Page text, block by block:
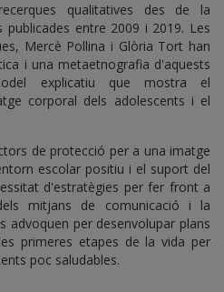
qualitatives des de la
publicades entre 2009 i 2019. Les
Mercè Pollina i Glòria Tort han
i una metaetnografia d'aquests
explicatiu que mostra el
corporal dels adolescents i el
de protecció per a una imatge
escolar positiu i el suport del
d'estratègies per fer front a
mitjans de comunicació i la
advoquen per desenvolupar plans
primeres etapes de la vida per
poc saludables.